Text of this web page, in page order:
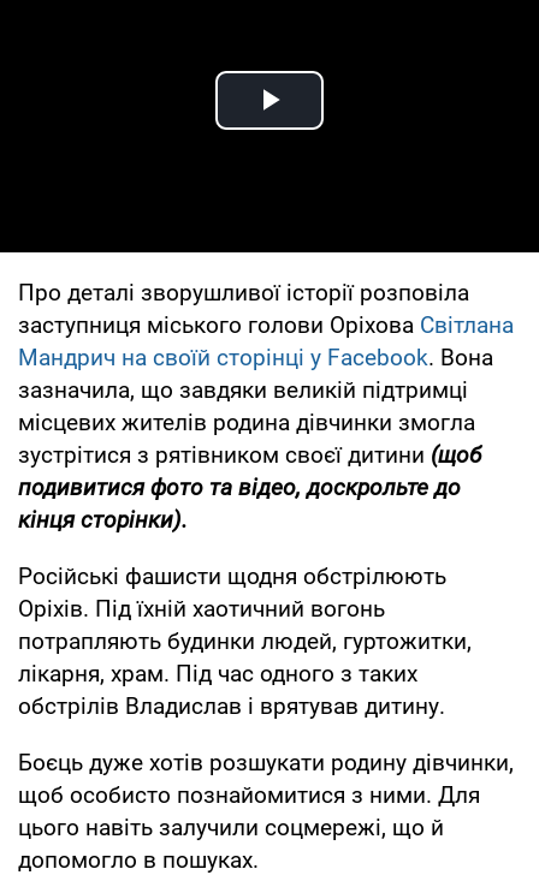
Play Video
Про деталі зворушливої історії розповіла
заступниця міського голови Оріхова Світлана
Мандрич на своїй сторінці у Facebook. Вона
зазначила, що завдяки великій підтримці
місцевих жителів родина дівчинки змогла
зустрітися з рятівником своєї дитини (щоб
подивитися фото та відео, доскрольте до
кінця сторінки).
Російські фашисти щодня обстрілюють
Оріхів. Під їхній хаотичний вогонь
потрапляють будинки людей, гуртожитки,
лікарня, храм. Під час одного з таких
обстрілів Владислав і врятував дитину.
Боєць дуже хотів розшукати родину дівчинки,
щоб особисто познайомитися з ними. Для
цього навіть залучили соцмережі, що й
допомогло в пошуках.